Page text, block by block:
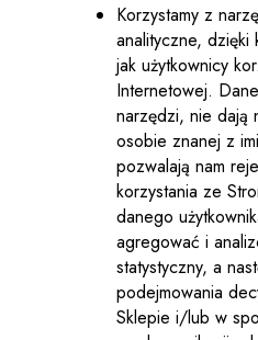
Korzystamy z
analityczne, dzięki
jak użytkownicy
Internetowej.
narzędzi, nie dają
osobie znanej z
pozwalają nam
korzystania ze
danego
agregować i
statystyczny, a
podejmowania
Sklepie i/lub w